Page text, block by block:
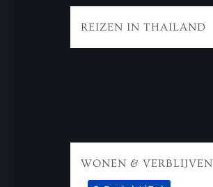
REIZEN IN THAILAND
WONEN & VERBLIJVEN